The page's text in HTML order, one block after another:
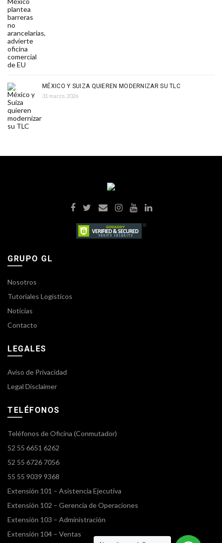
MÉXICO Y SUIZA QUIEREN MODERNIZAR SU TLC
31 marzo, 2026
GRUPO GL
Nosotros
Tutoriales Logísticos
Noticias
Contacto
LEGALES
Aviso de Privacidad
Legal Disclaimer
TELÉFONOS
Teléfonos de Oficina (Conmutador)
52 55 6651 6262
52 55 6726 7056
55 55 9039 9368
Extensión 101 – Asistencia Ejecutiva
Extensión 102 – Gerencia de Operaciones
Extensión 103 – Administración
Extensión 104 – Ventas